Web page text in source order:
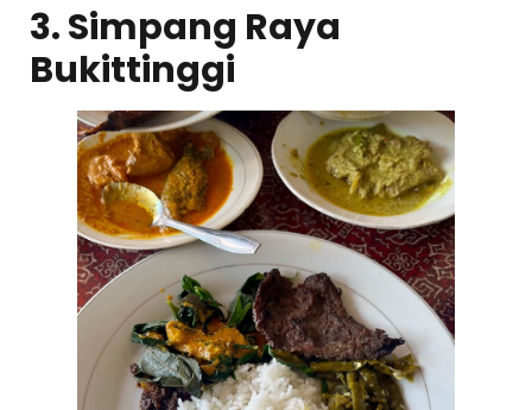
3. Simpang Raya
Bukittinggi